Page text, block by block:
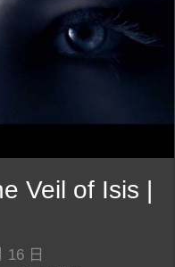
Veil of Isis |
16 日